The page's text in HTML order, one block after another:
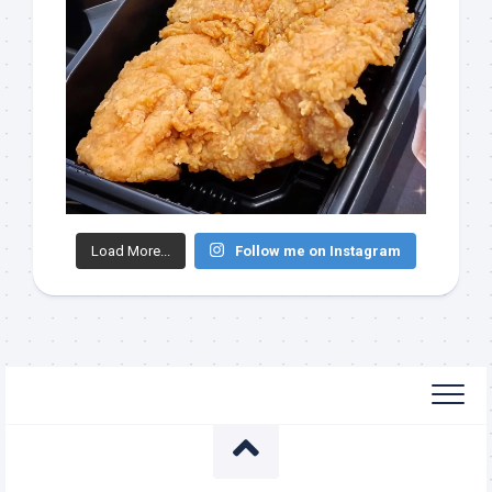
Load More... Follow me on Instagram